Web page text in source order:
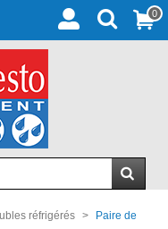
0
réfrigérés >
Paire de